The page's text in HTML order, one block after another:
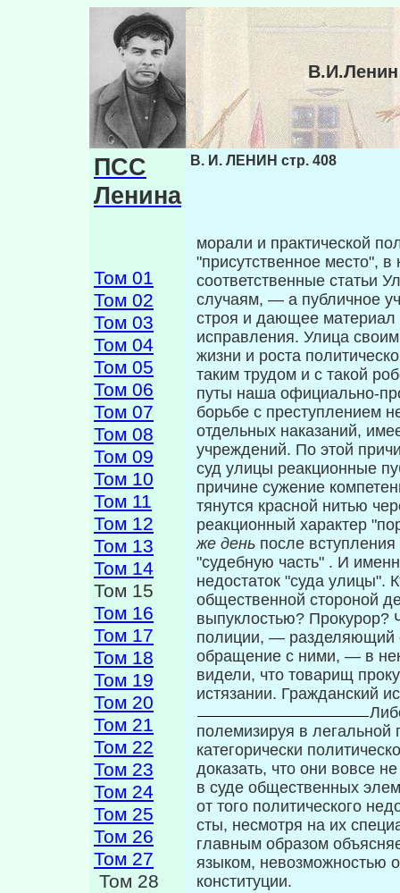
ПСС
Ленина
Том 01
Том 02
Том 03
Том 04
Том 05
Том 06
Том 07
Том 08
Том 09
Том 10
Том 11
Том 12
Том 13
Том 14
Том 15
Том 16
Том 17
Том 18
Том 19
Том 20
Том 21
Том 22
Том 23
Том 24
Том 25
Том 26
Том 27
Том 28
В. И. ЛЕНИН стр. 408
морали и практической
"присутственное ме­сто",
соответственные статьи
случаям, — а публичное
строя и дающее материал
исправления. Улица
жиз­ни и роста
таким трудом и с такой
путы наша официально-
борьбе с преступлением
отдельных наказаний,
учреждений. По этой
суд улицы реакционные
причине сужение
тянутся красной нитью
реакционный ха­рактер
же день после
"судебную часть" . И
недостаток "суда улицы".
общественной стороной
выпуклостью?
полиции, — разделяющий
обращение с ними, — в
видели, что товарищ
истязании. Гражданский
полемизируя в легальной
категорически
доказать, что они вовсе
в суде общественных
от того политического
сты, несмотря на их
главным образом
языком, невозможностью
конституции.